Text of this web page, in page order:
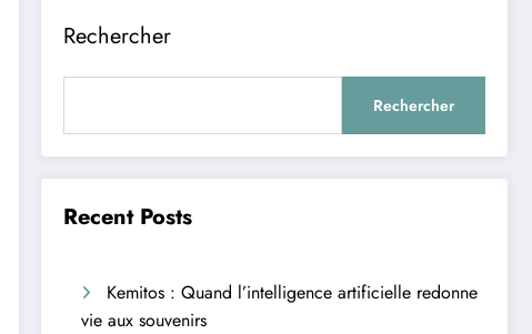
Rechercher
Rechercher
Recent Posts
Kemitos : Quand l’intelligence artificielle redonne
vie aux souvenirs